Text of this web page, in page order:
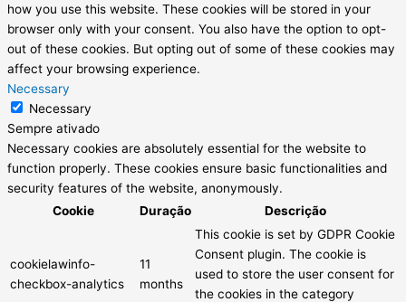
how you use this website. These cookies will be stored in your
browser only with your consent. You also have the option to opt-
out of these cookies. But opting out of some of these cookies may
affect your browsing experience.
Necessary
Necessary
Sempre ativado
Necessary cookies are absolutely essential for the website to
function properly. These cookies ensure basic functionalities and
security features of the website, anonymously.
Cookie
Duração Descrição
cookielawinfo-
checkbox-analytics
11
months
This cookie is set by GDPR Cookie
Consent plugin. The cookie is
used to store the user consent for
the cookies in the category